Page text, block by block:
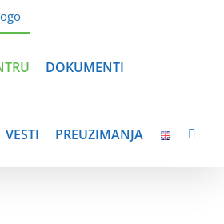
DOKUMENTI
VESTI PREUZIMANJA